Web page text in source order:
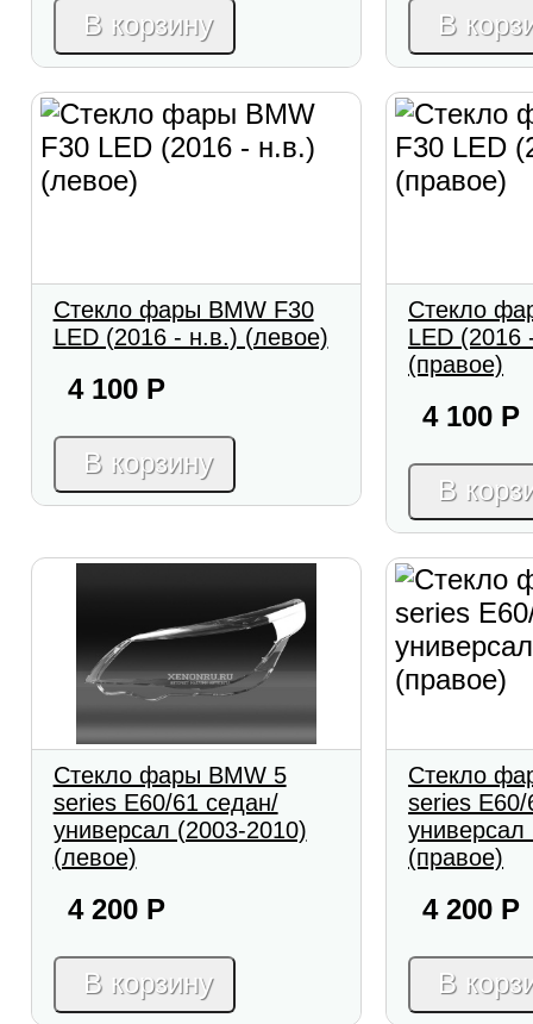
В корзину В
Стекло фары BMW F30
LED (2016 - н.в.) (левое)
4 100 Р
В корзину
Стекло
LED (2016
(правое)
4 100 Р
В
Стекло фары BMW 5
series E60/61 седан/
универсал (2003-2010)
(левое)
4 200 Р
В корзину
Стекло
series
(правое)
4 200 Р
В